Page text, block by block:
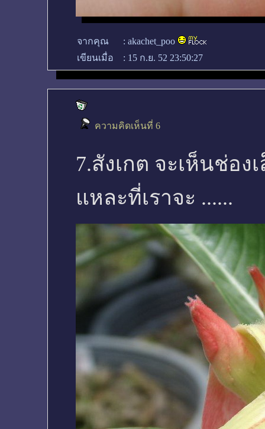
จากคุณ : akachet_poo
เขียนเมื่อ
: 15 ก.ย. 52 23:50:27
ความคิดเห็นที่ 6
7.สังเกต จะเห็นช่อ
แหละที่เราจะ ......